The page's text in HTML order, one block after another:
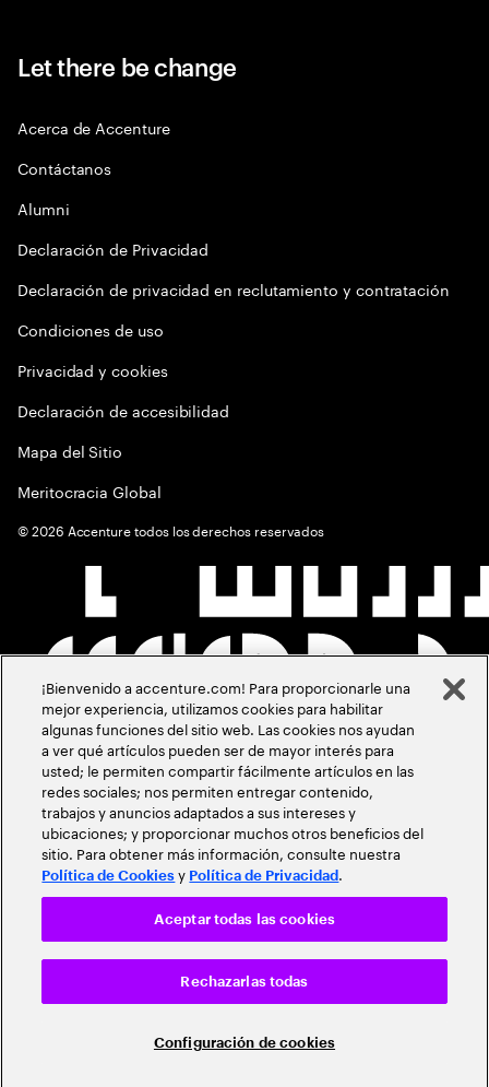
Let there be change
Acerca de Accenture
Contáctanos
Alumni
Declaración de Privacidad
Declaración de privacidad en reclutamiento y contratación
Condiciones de uso
Privacidad y cookies
Declaración de accesibilidad
Mapa del Sitio
Meritocracia Global
©2026 Accenture todos los derechos reservados
¡Bienvenido a accenture.com! Para proporcionarle una
mejor experiencia, utilizamos cookies para habilitar
algunas funciones del sitio web. Las cookies nos ayudan
a ver qué artículos pueden ser de mayor interés para
usted; le permiten compartir fácilmente artículos en las
redes sociales; nos permiten entregar contenido,
trabajos y anuncios adaptados a sus intereses y
ubicaciones; y proporcionar muchos otros beneficios del
sitio. Para obtener más información, consulte nuestra
Política de Cookies y Política de Privacidad .
Configuración de cookies
Rechazarlas todas
Aceptar todas las cookies